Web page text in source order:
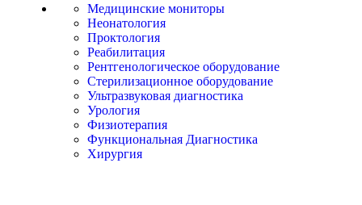
Медицинские мониторы
Неонатология
Проктология
Реабилитация
Рентгенологическое оборудование
Стерилизационное оборудование
Ультразвуковая диагностика
Урология
Физиотерапия
Функциональная Диагностика
Хирургия